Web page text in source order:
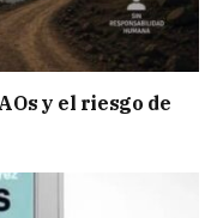
y el riesgo de